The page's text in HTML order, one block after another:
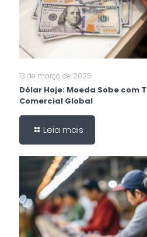
13 de março de 2025
Dólar Hoje: Moeda Sobe com
Comercial Global
Leia mais